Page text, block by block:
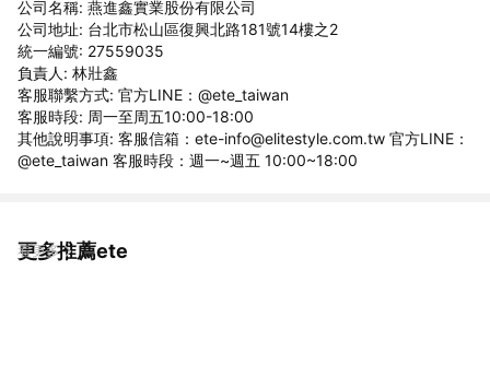
公司名稱: 燕進鑫實業股份有限公司
公司地址: 台北市松山區復興北路181號14樓之2
統一編號: 27559035
負責人: 林壯鑫
客服聯繫方式: 官方LINE：@ete_taiwan
客服時段: 周一至周五10:00-18:00
其他說明事項: 客服信箱：ete-info@elitestyle.com.tw 官方LINE：
@ete_taiwan 客服時段：週一~週五 10:00~18:00
更多推薦ete
看更多